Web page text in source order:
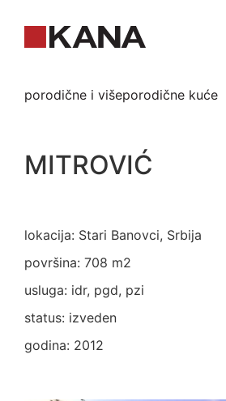
porodične i višeporodične kuće
MITROVIĆ
lokacija: Stari Banovci, Srbija
površina: 708 m2
usluga: idr, pgd, pzi
status: izveden
godina: 2012